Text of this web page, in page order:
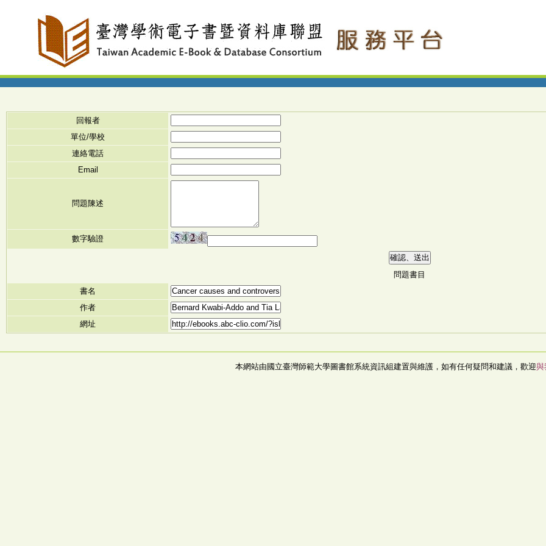
回報者
單位/學校
連絡電話
Email
問題陳述
數字驗證
問題書目
書名
作者
網址
本網站由國立臺灣師範大學圖書館系統資訊組建置與維護，如有任何疑問和建議，歡迎與